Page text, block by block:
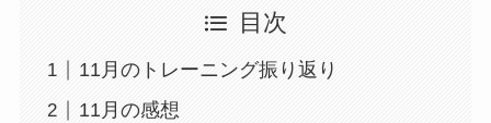
目次
11月のトレーニング振り返り
11月の感想